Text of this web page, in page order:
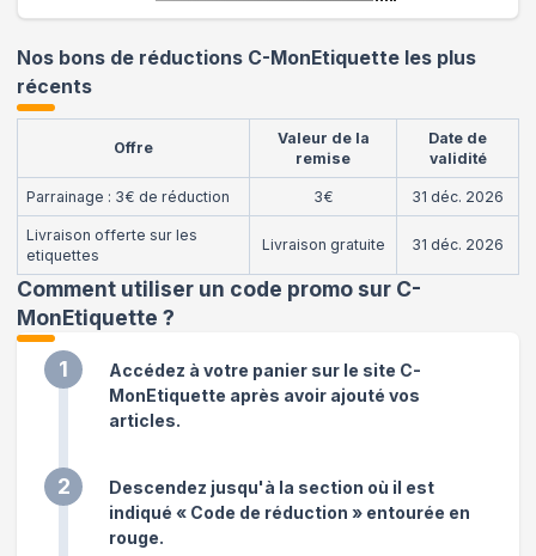
Nos bons de réductions C-MonEtiquette les plus
récents
Offre
Valeur de la
remise
Date de
validité
Parrainage : 3€ de réduction 3€ 31 déc. 2026
Livraison offerte sur les
etiquettes
Livraison gratuite 31 déc. 2026
Comment utiliser un code promo sur C-
MonEtiquette ?
1
Accédez à votre panier sur le site C-
MonEtiquette après avoir ajouté vos
articles.
2
Descendez jusqu'à la section où il est
indiqué « Code de réduction » entourée en
rouge.